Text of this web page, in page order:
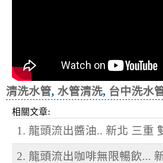
清洗水管, 水管清洗, 台中洗水
相關文章:
1. 龍頭流出醬油.. 新北 三重
2. 龍頭流出咖啡無限暢飲...